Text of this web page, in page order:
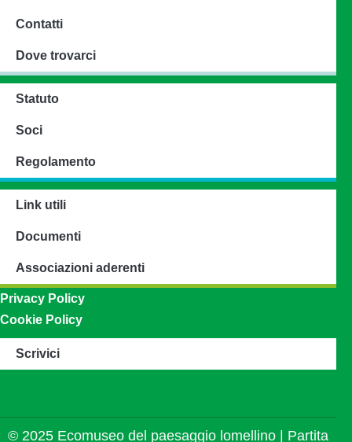
Contatti
Dove trovarci
Statuto
Soci
Regolamento
Link utili
Documenti
Associazioni aderenti
Privacy Policy
Cookie Policy
Scrivici
© 2025 Ecomuseo del paesaggio lomellino | Partita